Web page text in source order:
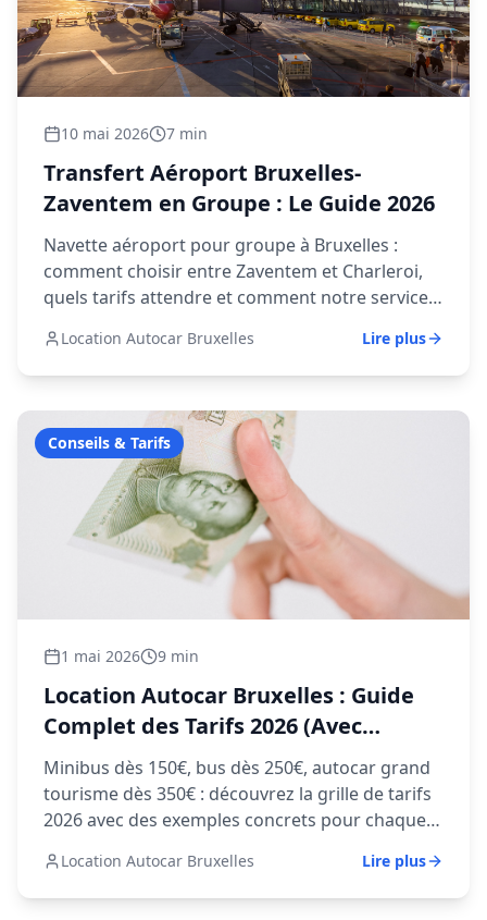
10 mai 2026 7 min
Transfert Aéroport Bruxelles-
Zaventem en Groupe : Le Guide 2026
Navette aéroport pour groupe à Bruxelles :
comment choisir entre Zaventem et Charleroi,
quels tarifs attendre et comment notre service
Location Autocar Bruxelles Lire plus
Conseils & Tarifs
1 mai 2026 9 min
Location Autocar Bruxelles : Guide
Complet des Tarifs 2026 (Avec
Exemples de Prix)
Minibus dès 150€, bus dès 250€, autocar grand
tourisme dès 350€ : découvrez la grille de tarifs
2026 avec des exemples concrets pour chaque
Location Autocar Bruxelles Lire plus